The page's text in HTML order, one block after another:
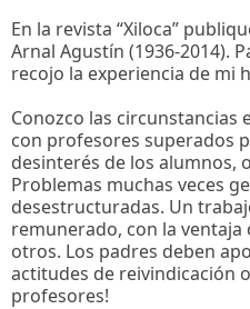
En la revista “Xiloca”
Arnal Agustín (1936-2014).
recojo la experiencia de mi
Conozco las circunstancias
con profesores superados
desinterés de los alumnos,
Problemas muchas veces
desestructuradas. Un
remunerado, con la ventaja
otros. Los padres deben
actitudes de reivindicación
profesores!